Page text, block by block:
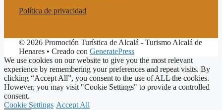
Política de privacidad
© 2026 Promoción Turística de Alcalá - Turismo Alcalá de
Henares • Creado con GeneratePress
We use cookies on our website to give you the most relevant
experience by remembering your preferences and repeat visits. By
clicking “Accept All”, you consent to the use of ALL the cookies.
However, you may visit "Cookie Settings" to provide a controlled
consent.
Cookie Settings Accept All